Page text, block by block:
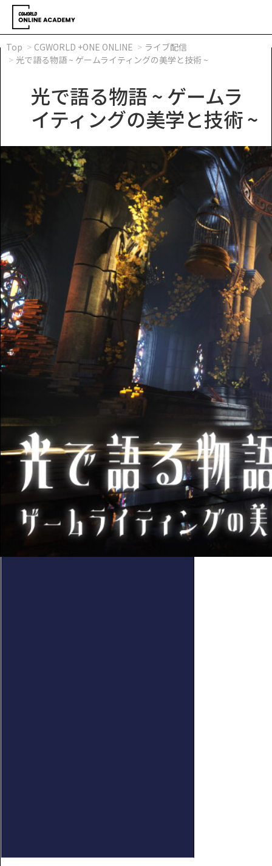
Top CGWORLD +ONE ONLINE
ライブ配信
光で語る物語 ~ ゲームライティングの美学と技術 ~
光で語る物語 ~ ゲームラ
イティングの美学と技術 ~